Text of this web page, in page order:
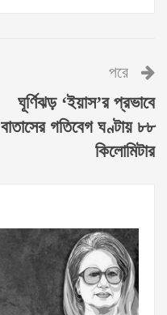
পরে
ঘূর্ণিঝড় ‘ইয়াস’র প্রভাবে
বাতাসের গতিবেগ ঘণ্টায় ৮৮
কিলোমিটার